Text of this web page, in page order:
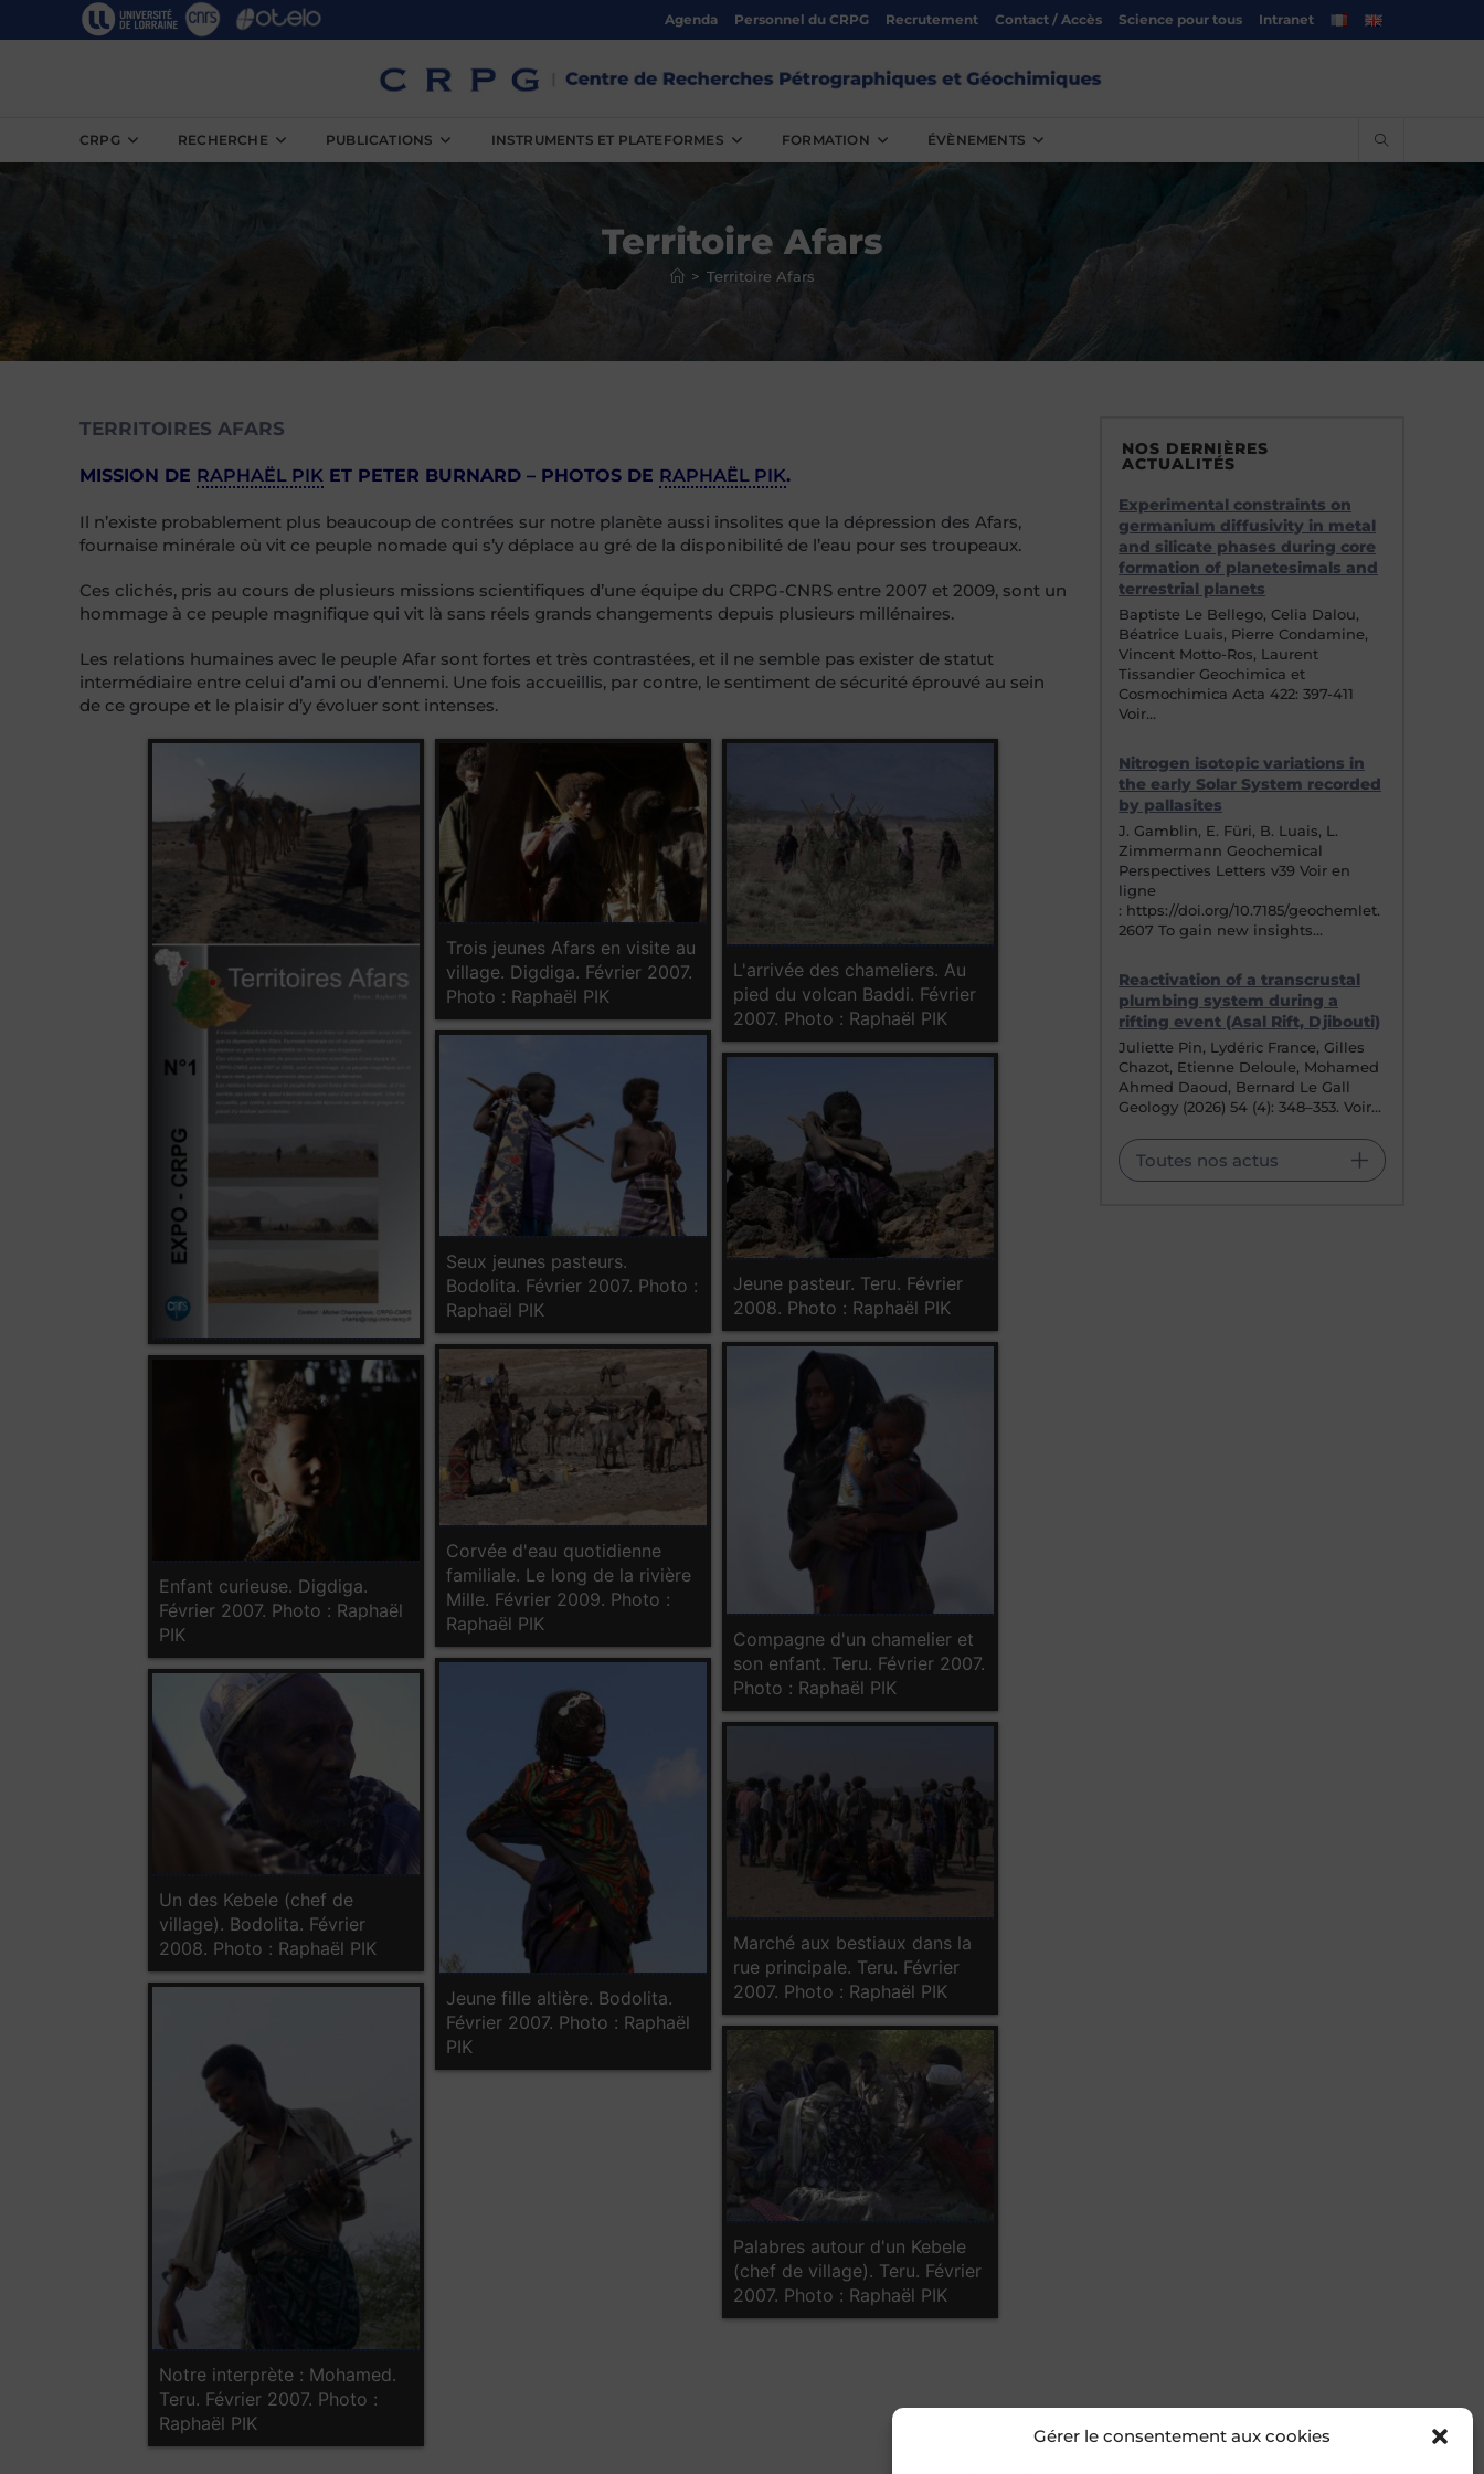
Gérer le consentement aux cookies
Agenda Personnel du CRPG Recrutement Contact / Accès Science pour tous Intranet
CRPG RECHERCHE PUBLICATIONS INSTRUMENTS ET PLATEFORMES FORMATION ÉVÈNEMENTS
Territoire Afars
> Territoire Afars
TERRITOIRES AFARS
MISSION DE RAPHAËL PIK ET PETER BURNARD – PHOTOS DE RAPHAËL PIK.
Il n’existe probablement plus beaucoup de contrées sur notre planète aussi insolites que la dépression des Afars,
fournaise minérale où vit ce peuple nomade qui s’y déplace au gré de la disponibilité de l’eau pour ses troupeaux.
Ces clichés, pris au cours de plusieurs missions scientifiques d’une équipe du CRPG-CNRS entre 2007 et 2009, sont un
hommage à ce peuple magnifique qui vit là sans réels grands changements depuis plusieurs millénaires.
Les relations humaines avec le peuple Afar sont fortes et très contrastées, et il ne semble pas exister de statut
intermédiaire entre celui d’ami ou d’ennemi. Une fois accueillis, par contre, le sentiment de sécurité éprouvé au sein
de ce groupe et le plaisir d’y évoluer sont intenses.
Trois jeunes Afars en visite au
village. Digdiga. Février 2007.
Photo : Raphaël PIK
L'arrivée des chameliers. Au
pied du volcan Baddi. Février
2007. Photo : Raphaël PIK
Seux jeunes pasteurs.
Bodolita. Février 2007. Photo :
Raphaël PIK
Jeune pasteur. Teru. Février
2008. Photo : Raphaël PIK
Compagne d'un chamelier et
son enfant. Teru. Février 2007.
Photo : Raphaël PIK
Corvée d'eau quotidienne
familiale. Le long de la rivière
Mille. Février 2009. Photo :
Raphaël PIK
Enfant curieuse. Digdiga.
Février 2007. Photo : Raphaël
PIK
Jeune fille altière. Bodolita.
Février 2007. Photo : Raphaël
PIK
Un des Kebele (chef de
village). Bodolita. Février
2008. Photo : Raphaël PIK
Marché aux bestiaux dans la
rue principale. Teru. Février
2007. Photo : Raphaël PIK
Notre interprète : Mohamed.
Teru. Février 2007. Photo :
Raphaël PIK
Palabres autour d'un Kebele
(chef de village). Teru. Février
2007. Photo : Raphaël PIK
NOS DERNIÈRES
ACTUALITÉS
Experimental constraints on
germanium diffusivity in metal
and silicate phases during core
formation of planetesimals and
terrestrial planets
Baptiste Le Bellego, Celia Dalou,
Béatrice Luais, Pierre Condamine,
Vincent Motto-Ros, Laurent
Tissandier Geochimica et
Cosmochimica Acta 422: 397-411
Voir…
Nitrogen isotopic variations in
the early Solar System recorded
by pallasites
J. Gamblin, E. Füri, B. Luais, L.
Zimmermann Geochemical
Perspectives Letters v39 Voir en
ligne
: https://doi.org/10.7185/geochemlet.
2607 To gain new insights…
Reactivation of a transcrustal
plumbing system during a
rifting event (Asal Rift, Djibouti)
Juliette Pin, Lydéric France, Gilles
Chazot, Etienne Deloule, Mohamed
Ahmed Daoud, Bernard Le Gall
Geology (2026) 54 (4): 348–353. Voir…
Toutes nos actus